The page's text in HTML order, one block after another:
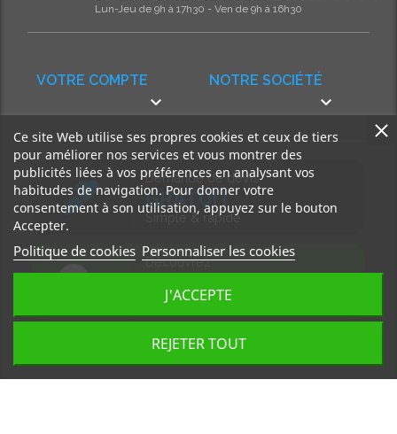
NOTRE SOCIÉTÉ

VOTRE COMPTE

Lun-Jeu de 9h à 17h30 - Ven de 9h à 16h30
Demande de devis
GRATUIT
Simple & rapide
Découvrez
Accédez à nos articles
Ce site Web utilise ses propres cookies et ceux de tiers
pour améliorer nos services et vous montrer des
publicités liées à vos préférences en analysant vos
habitudes de navigation. Pour donner votre
consentement à son utilisation, appuyez sur le bouton
Accepter.
Politique de cookies Personnaliser les cookies
REJETER TOUT
J'ACCEPTE
Tous droits réservés, MD Ouest © 2026